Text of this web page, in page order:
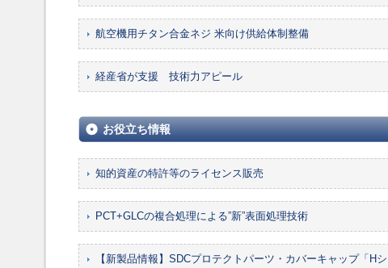
航空機用チタン合金ネジ 米向け供給体制整備
経産省が支援 技術力アピール
お役立ち情報
知的資産の特許等のライセンス販売
PCT+GLCの複合処理による”新”表面処理技術
【新製品情報】SDCプロテクトパーツ・カバーキャップ「H